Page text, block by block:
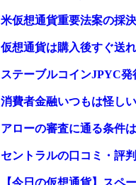
米仮想通貨重要法案の採
仮想通貨は購入後すぐ送
ステーブルコインJPYC
消費者金融いつもは怪し
アローの審査に通る条件
セントラルの口コミ・評
【今日の仮想通貨】スペ